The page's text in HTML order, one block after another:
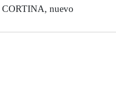
CORTINA, nuevo